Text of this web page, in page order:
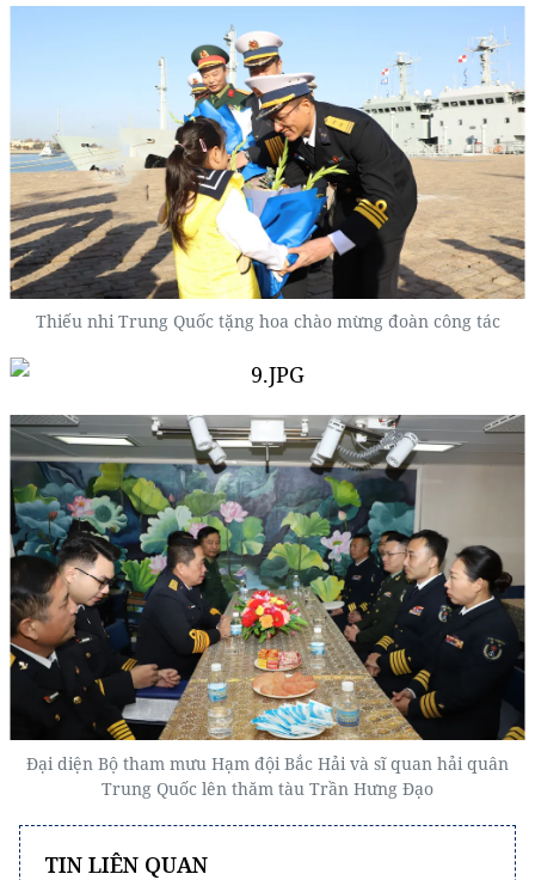
Thiếu nhi Trung Quốc tặng hoa chào mừng đoàn công tác
Đại diện Bộ tham mưu Hạm đội Bắc Hải và sĩ quan hải quân
Trung Quốc lên thăm tàu Trần Hưng Đạo
TIN LIÊN QUAN